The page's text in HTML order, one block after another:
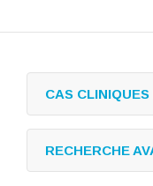
CAS
RECHERCHE